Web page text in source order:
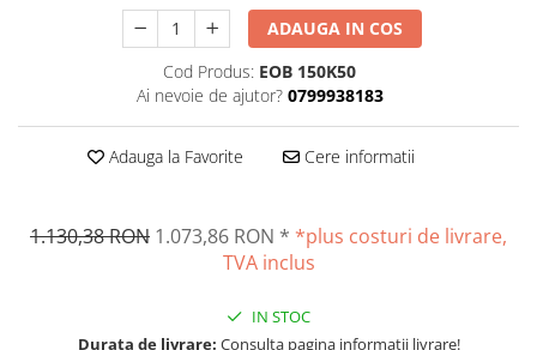
Cutii din lemn
Cutii din plastic
Manipulare greutati
Cutii pentru clean room
ADAUGA IN COS
Cod Produs: EOB 150K50
Ai nevoie de ajutor? 0799938183
Adauga la Favorite Cere informatii
1.130,38 RON 1.073,86 RON * *plus costuri de livrare,
TVA inclus
IN STOC
Durata de livrare: Consulta pagina informatii livrare!